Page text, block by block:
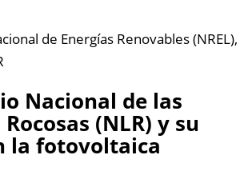
Nacional de las
(NLR) y su
la fotovoltaica